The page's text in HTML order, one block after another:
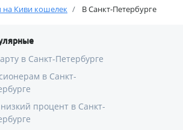
Киви кошелек В Санкт-Петербурге
в Санкт-Петербурге
в Санкт-
процент в Санкт-